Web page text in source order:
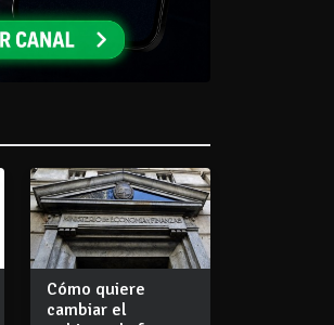
Cómo quiere
cambiar el